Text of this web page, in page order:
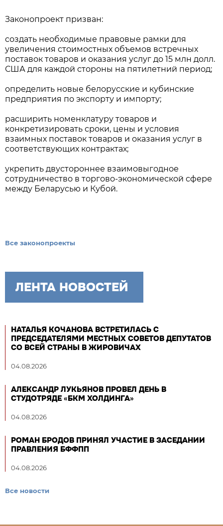
Законопроект призван:
создать необходимые правовые рамки для
увеличения стоимостных объемов встречных
поставок товаров и оказания услуг до 15 млн долл.
США для каждой стороны на пятилетний период;
определить новые белорусские и кубинские
предприятия по экспорту и импорту;
расширить номенклатуру товаров и
конкретизировать сроки, цены и условия
взаимных поставок товаров и оказания услуг в
соответствующих контрактах;
укрепить двустороннее взаимовыгодное
сотрудничество в торгово-экономической сфере
между Беларусью и Кубой.
Все законопроекты
ЛЕНТА НОВОСТЕЙ
НАТАЛЬЯ КОЧАНОВА ВСТРЕТИЛАСЬ С
ПРЕДСЕДАТЕЛЯМИ МЕСТНЫХ СОВЕТОВ ДЕПУТАТОВ
СО ВСЕЙ СТРАНЫ В ЖИРОВИЧАХ
04.08.2026
АЛЕКСАНДР ЛУКЬЯНОВ ПРОВЕЛ ДЕНЬ В
СТУДОТРЯДЕ «БКМ ХОЛДИНГА»
04.08.2026
РОМАН БРОДОВ ПРИНЯЛ УЧАСТИЕ В ЗАСЕДАНИИ
ПРАВЛЕНИЯ БФФПП
04.08.2026
Все новости